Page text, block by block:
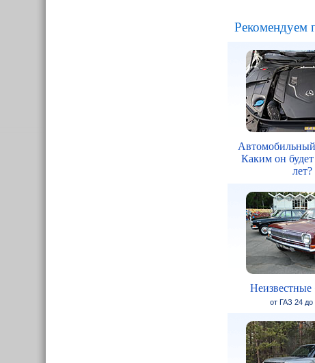
Рекомендуем
Автомобильный
Каким он будет
лет?
Неизвестные
от ГАЗ 24 до